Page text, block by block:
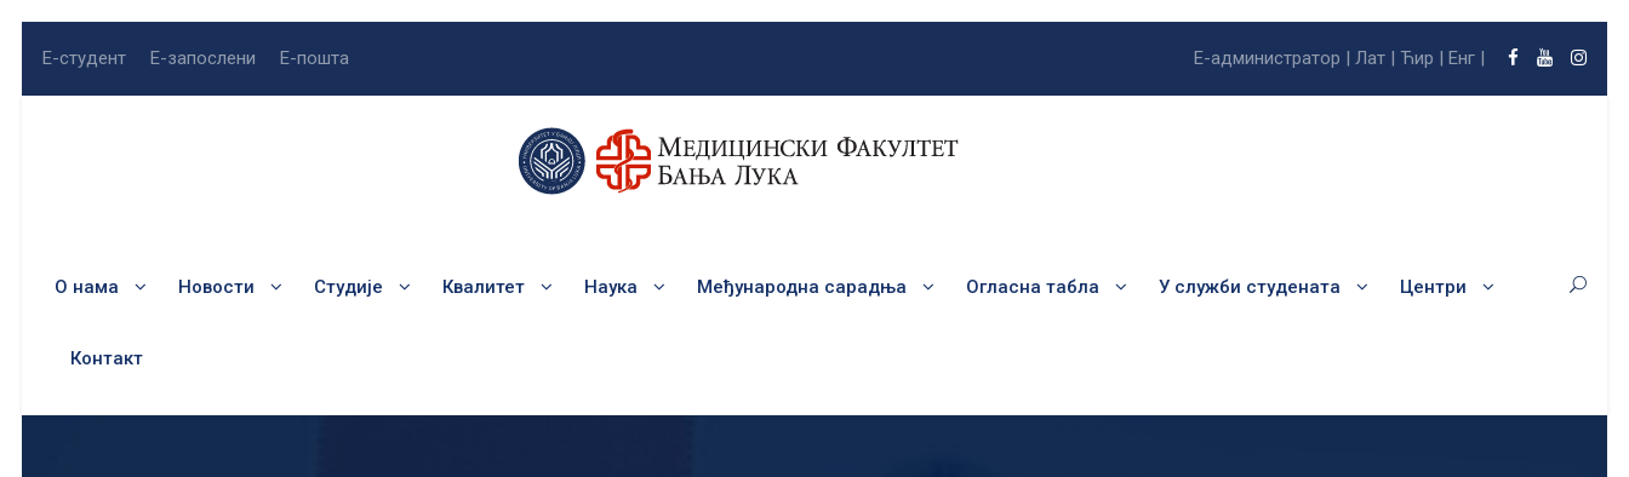
Е-студент Е-запослени Е-пошта Е-администратор | Лат | Ћир | Енг |
О нама Новости Студије Квалитет Наука Међународна сарадња Огласна табла У служби студената Центри
Контакт